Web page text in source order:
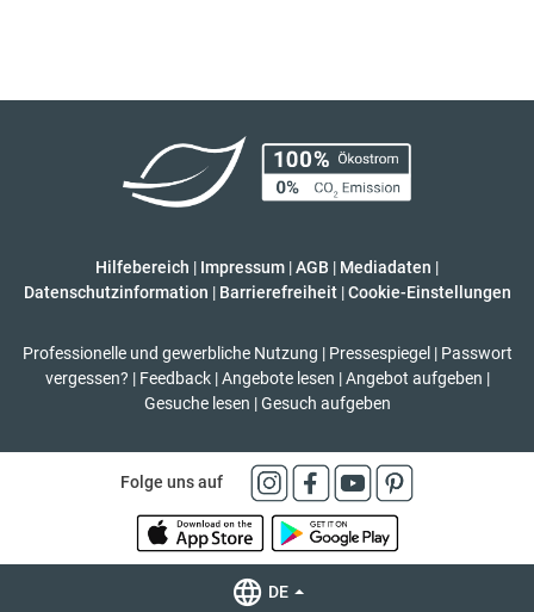
Hilfebereich | Impressum |AGB | Mediadaten |
Datenschutzinformation | Barrierefreiheit | Cookie-Einstellungen
Professionelle und gewerbliche Nutzung | Pressespiegel | Passwort
vergessen? | Feedback | Angebote lesen | Angebot aufgeben |
Gesuche lesen | Gesuch aufgeben
Folge uns auf
DE